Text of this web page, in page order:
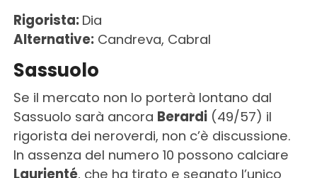
Rigorista: Dia
Alternative:Candreva, Cabral
Sassuolo
Se il mercato non lo porterà lontano dal
Sassuolo sarà ancora Berardi(49/57) il
rigorista dei neroverdi, non c’è discussione.
In assenza del numero 10 possono calciare
Laurienté, che ha tirato e segnato l’unico